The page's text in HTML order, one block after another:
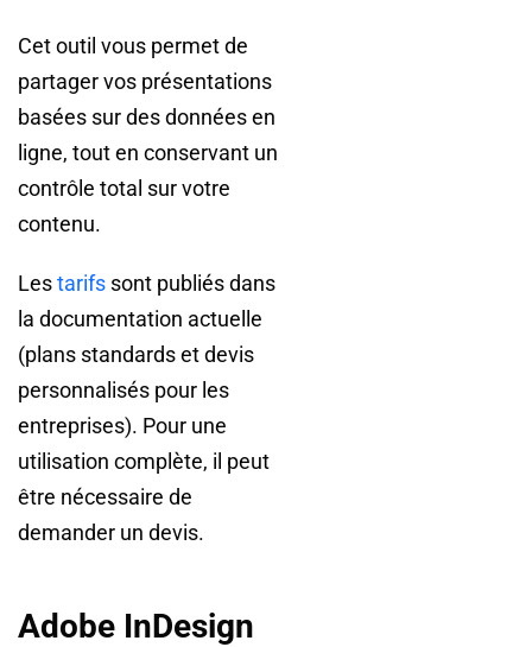
Cet outil vous permet de
partager vos présentations
basées sur des données en
ligne, tout en conservant un
contrôle total sur votre
contenu.
Lestarifs sont publiés dans
la documentation actuelle
(plans standards et devis
personnalisés pour les
entreprises). Pour une
utilisation complète, il peut
être nécessaire de
demander un devis.
Adobe InDesign